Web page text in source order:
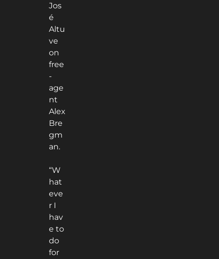
Jos
é
Altu
ve
on
free
-
age
nt
Alex
Bre
gm
an.
“W
hat
eve
r I
hav
e to
do
for